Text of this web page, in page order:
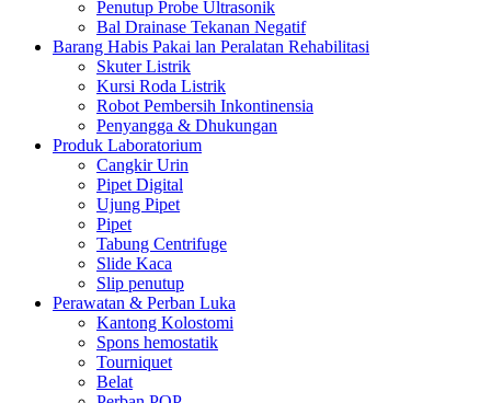
Penutup Probe Ultrasonik
Bal Drainase Tekanan Negatif
Barang Habis Pakai lan Peralatan Rehabilitasi
Skuter Listrik
Kursi Roda Listrik
Robot Pembersih Inkontinensia
Penyangga & Dhukungan
Produk Laboratorium
Cangkir Urin
Pipet Digital
Ujung Pipet
Pipet
Tabung Centrifuge
Slide Kaca
Slip penutup
Perawatan & Perban Luka
Kantong Kolostomi
Spons hemostatik
Tourniquet
Belat